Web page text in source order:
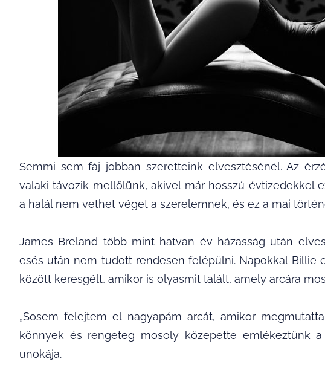
Semmi sem fáj jobban szeretteink elvesztésénél. Az
valaki távozik mellőlünk, akivel már hosszú évtizedekkel
a halál nem vethet véget a szerelemnek, és ez a mai
James Breland több mint hatvan év házasság után
esés után nem tudott rendesen felépülni. Napokkal Billie
között keresgélt, amikor is olyasmit talált, amely arcára
„Sosem felejtem el nagyapám arcát, amikor
könnyek és rengeteg mosoly közepette emlékeztünk
unokája.